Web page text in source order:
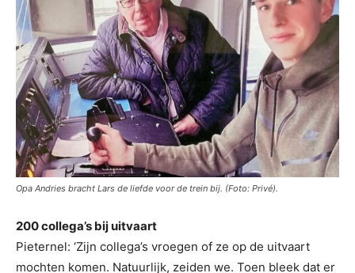
Opa Andries bracht Lars de liefde voor de trein bij. (Foto: Privé).
200 collega’s bij uitvaart
Pieternel: ‘Zijn collega’s vroegen of ze op de uitvaart
mochten komen. Natuurlijk, zeiden we. Toen bleek dat er